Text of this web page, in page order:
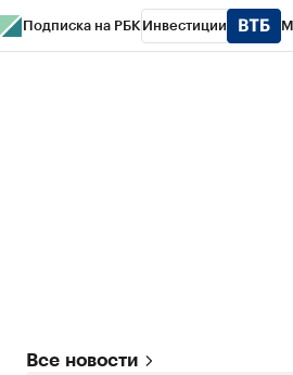
Подписка на РБК Инвестиции
Все новости